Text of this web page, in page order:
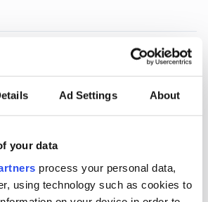
Ad Settings About
your data
process your personal data,
using technology such as cookies to
sedan starten 2015 har pr-
2025.